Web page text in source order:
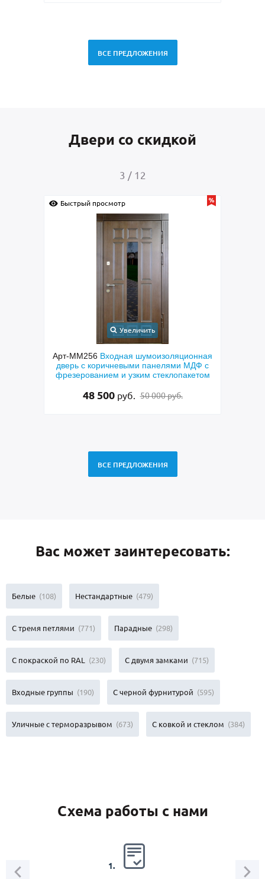
ВСЕ ПРЕДЛОЖЕНИЯ
Двери со скидкой
4 / 12
Быстрый просмотр
Увеличить
Арт-ММ256Входная шумоизоляционная
дверь с коричневыми панелями МДФ с
фрезерованием и узким стеклопакетом
48 500руб. 50 000 руб.
ВСЕ ПРЕДЛОЖЕНИЯ
Вас может заинтересовать:
Белые (108) Нестандартные (479)
С тремя петлями (771) Парадные (298)
С покраской по RAL (230) С двумя замками (715)
Входные группы (190) С черной фурнитурой (595)
Уличные с терморазрывом (673) С ковкой и стеклом (384)
Схема работы с нами
1.